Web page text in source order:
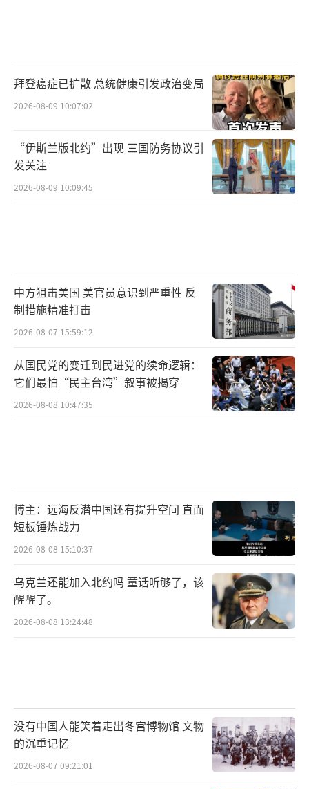
拜登癌症已扩散 总统健康引发政治变局
2026-08-09 10:07:02
“伊斯兰版北约”出现 三国防务协议引
发关注
2026-08-09 10:09:45
中方狙击美国 美官员意识到严重性 反
制措施精准打击
2026-08-07 15:59:12
从国民党的变迁到民进党的续命逻辑：
它们最怕“民主台湾”叙事被揭穿
2026-08-08 10:47:35
博主：远海反潜中国还有提升空间 直面
短板锤炼战力
2026-08-08 15:10:37
乌克兰还能加入北约吗 童话听够了，该
醒醒了。
2026-08-08 13:24:48
没有中国人能笑着走出冬宫博物馆 文物
的沉重记忆
2026-08-07 09:21:01